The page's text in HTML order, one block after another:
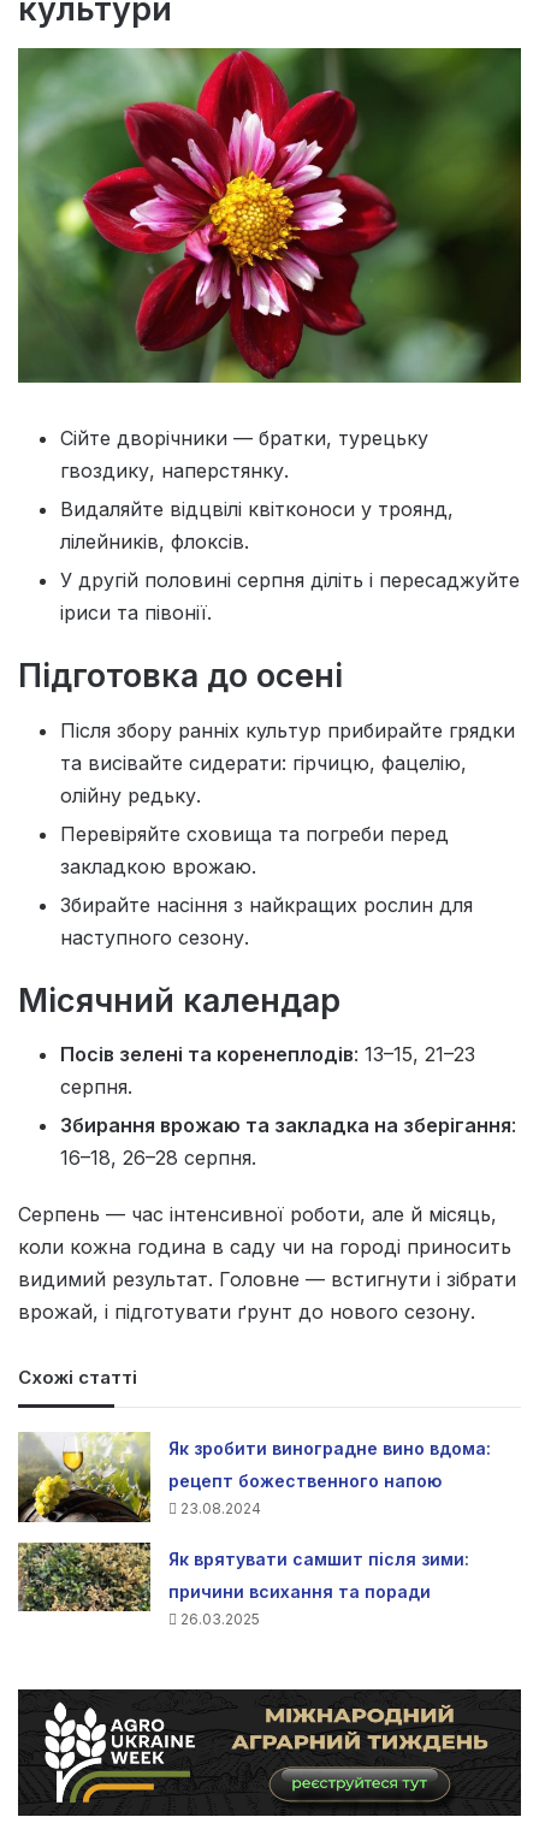
культури
Сійте дворічники — братки, турецьку
гвоздику, наперстянку.
Видаляйте відцвілі квітконоси у троянд,
лілейників, флоксів.
У другій половині серпня діліть і пересаджуйте
іриси та півонії.
Підготовка до осені
Після збору ранніх культур прибирайте грядки
та висівайте сидерати: гірчицю, фацелію,
олійну редьку.
Перевіряйте сховища та погреби перед
закладкою врожаю.
Збирайте насіння з найкращих рослин для
наступного сезону.
Місячний календар
Посів зелені та коренеплодів: 13–15, 21–23
серпня.
Збирання врожаю та закладка на зберігання:
16–18, 26–28 серпня.
Серпень — час інтенсивної роботи, але й місяць,
коли кожна година в саду чи на городі приносить
видимий результат. Головне — встигнути і зібрати
врожай, і підготувати ґрунт до нового сезону.
Схожі статті
Як зробити виноградне вино вдома:
рецепт божественного напою
23.08.2024
Як врятувати самшит після зими:
причини всихання та поради
26.03.2025